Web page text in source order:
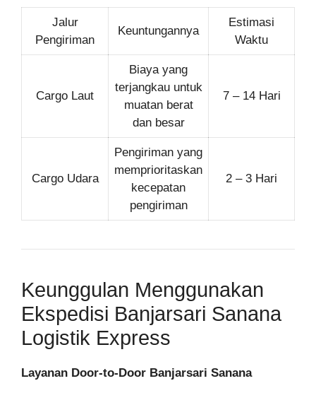
Jalur
Pengiriman
Keuntungannya
Estimasi
Waktu
Cargo Laut
Biaya yang
terjangkau untuk
muatan berat
dan besar
7 – 14 Hari
Cargo Udara
Pengiriman yang
memprioritaskan
kecepatan
pengiriman
2 – 3 Hari
Keunggulan Menggunakan
Ekspedisi Banjarsari Sanana
Logistik Express
Layanan Door-to-Door Banjarsari Sanana